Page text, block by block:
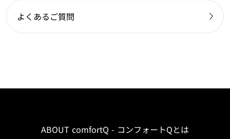
よくあるご質問
ABOUT comfortQ - コンフォートQとは